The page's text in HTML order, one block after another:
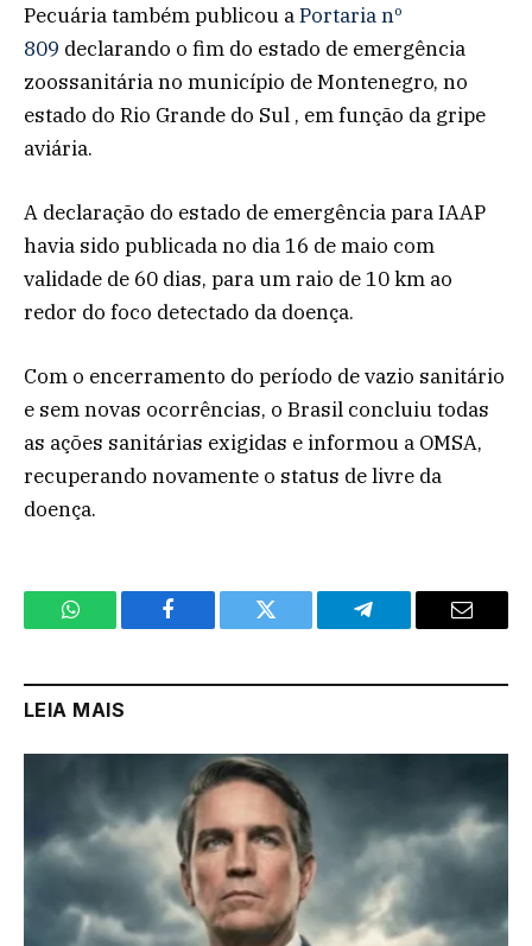
Pecuária também publicou aPortaria nº
809 declarando o fim do estado de emergência
zoossanitária no município de Montenegro, no
estado do Rio Grande do Sul , em função da gripe
aviária.
A declaração do estado de emergência para IAAP
havia sido publicada no dia 16 de maio com
validade de 60 dias, para um raio de 10 km ao
redor do foco detectado da doença.
Com o encerramento do período de vazio sanitário
e sem novas ocorrências, o Brasil concluiu todas
as ações sanitárias exigidas e informou a OMSA,
recuperando novamente o status de livre da
doença.
WhatsApp Facebook Twitter Telegram Email
LEIA MAIS